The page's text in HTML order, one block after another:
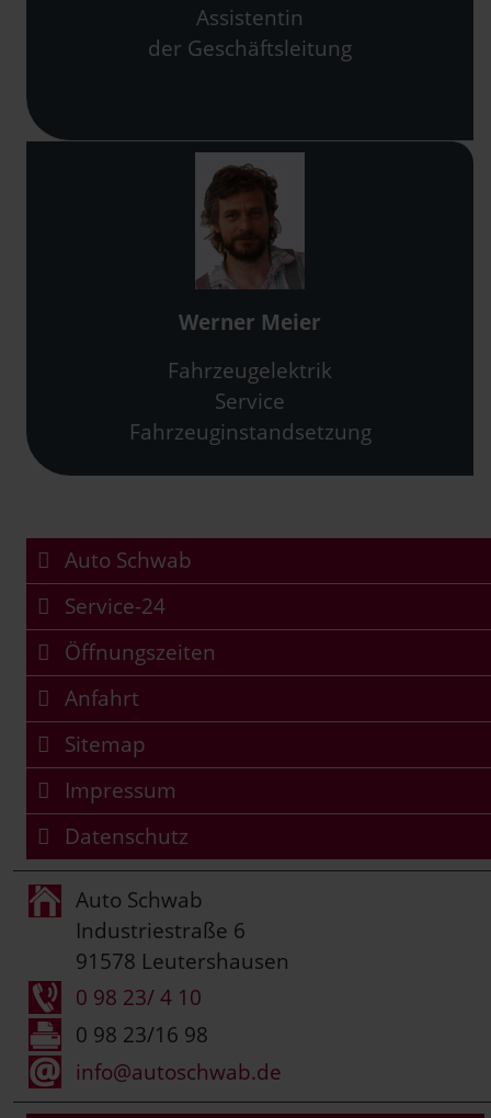
Assistentin
der Geschäftsleitung
Werner Meier
Fahrzeugelektrik
Service
Fahrzeuginstandsetzung
Auto Schwab
Service-24
Öffnungszeiten
Anfahrt
Sitemap
Impressum
Datenschutz
Auto Schwab
Industriestraße 6
91578 Leutershausen
0 98 23/ 4 10
0 98 23/16 98
info@autoschwab.de